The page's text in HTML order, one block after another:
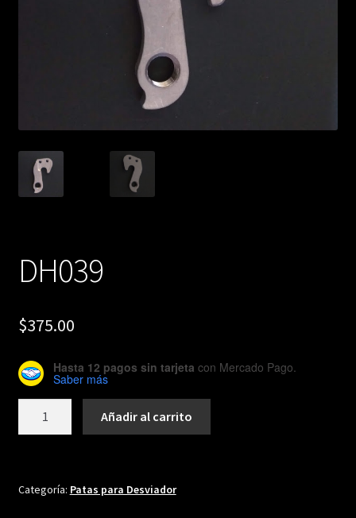
DH039
$375.00
Hasta 12 pagos sin tarjeta con Mercado Pago.
Saber más
Añadir al carrito
Categoría: Patas para Desviador